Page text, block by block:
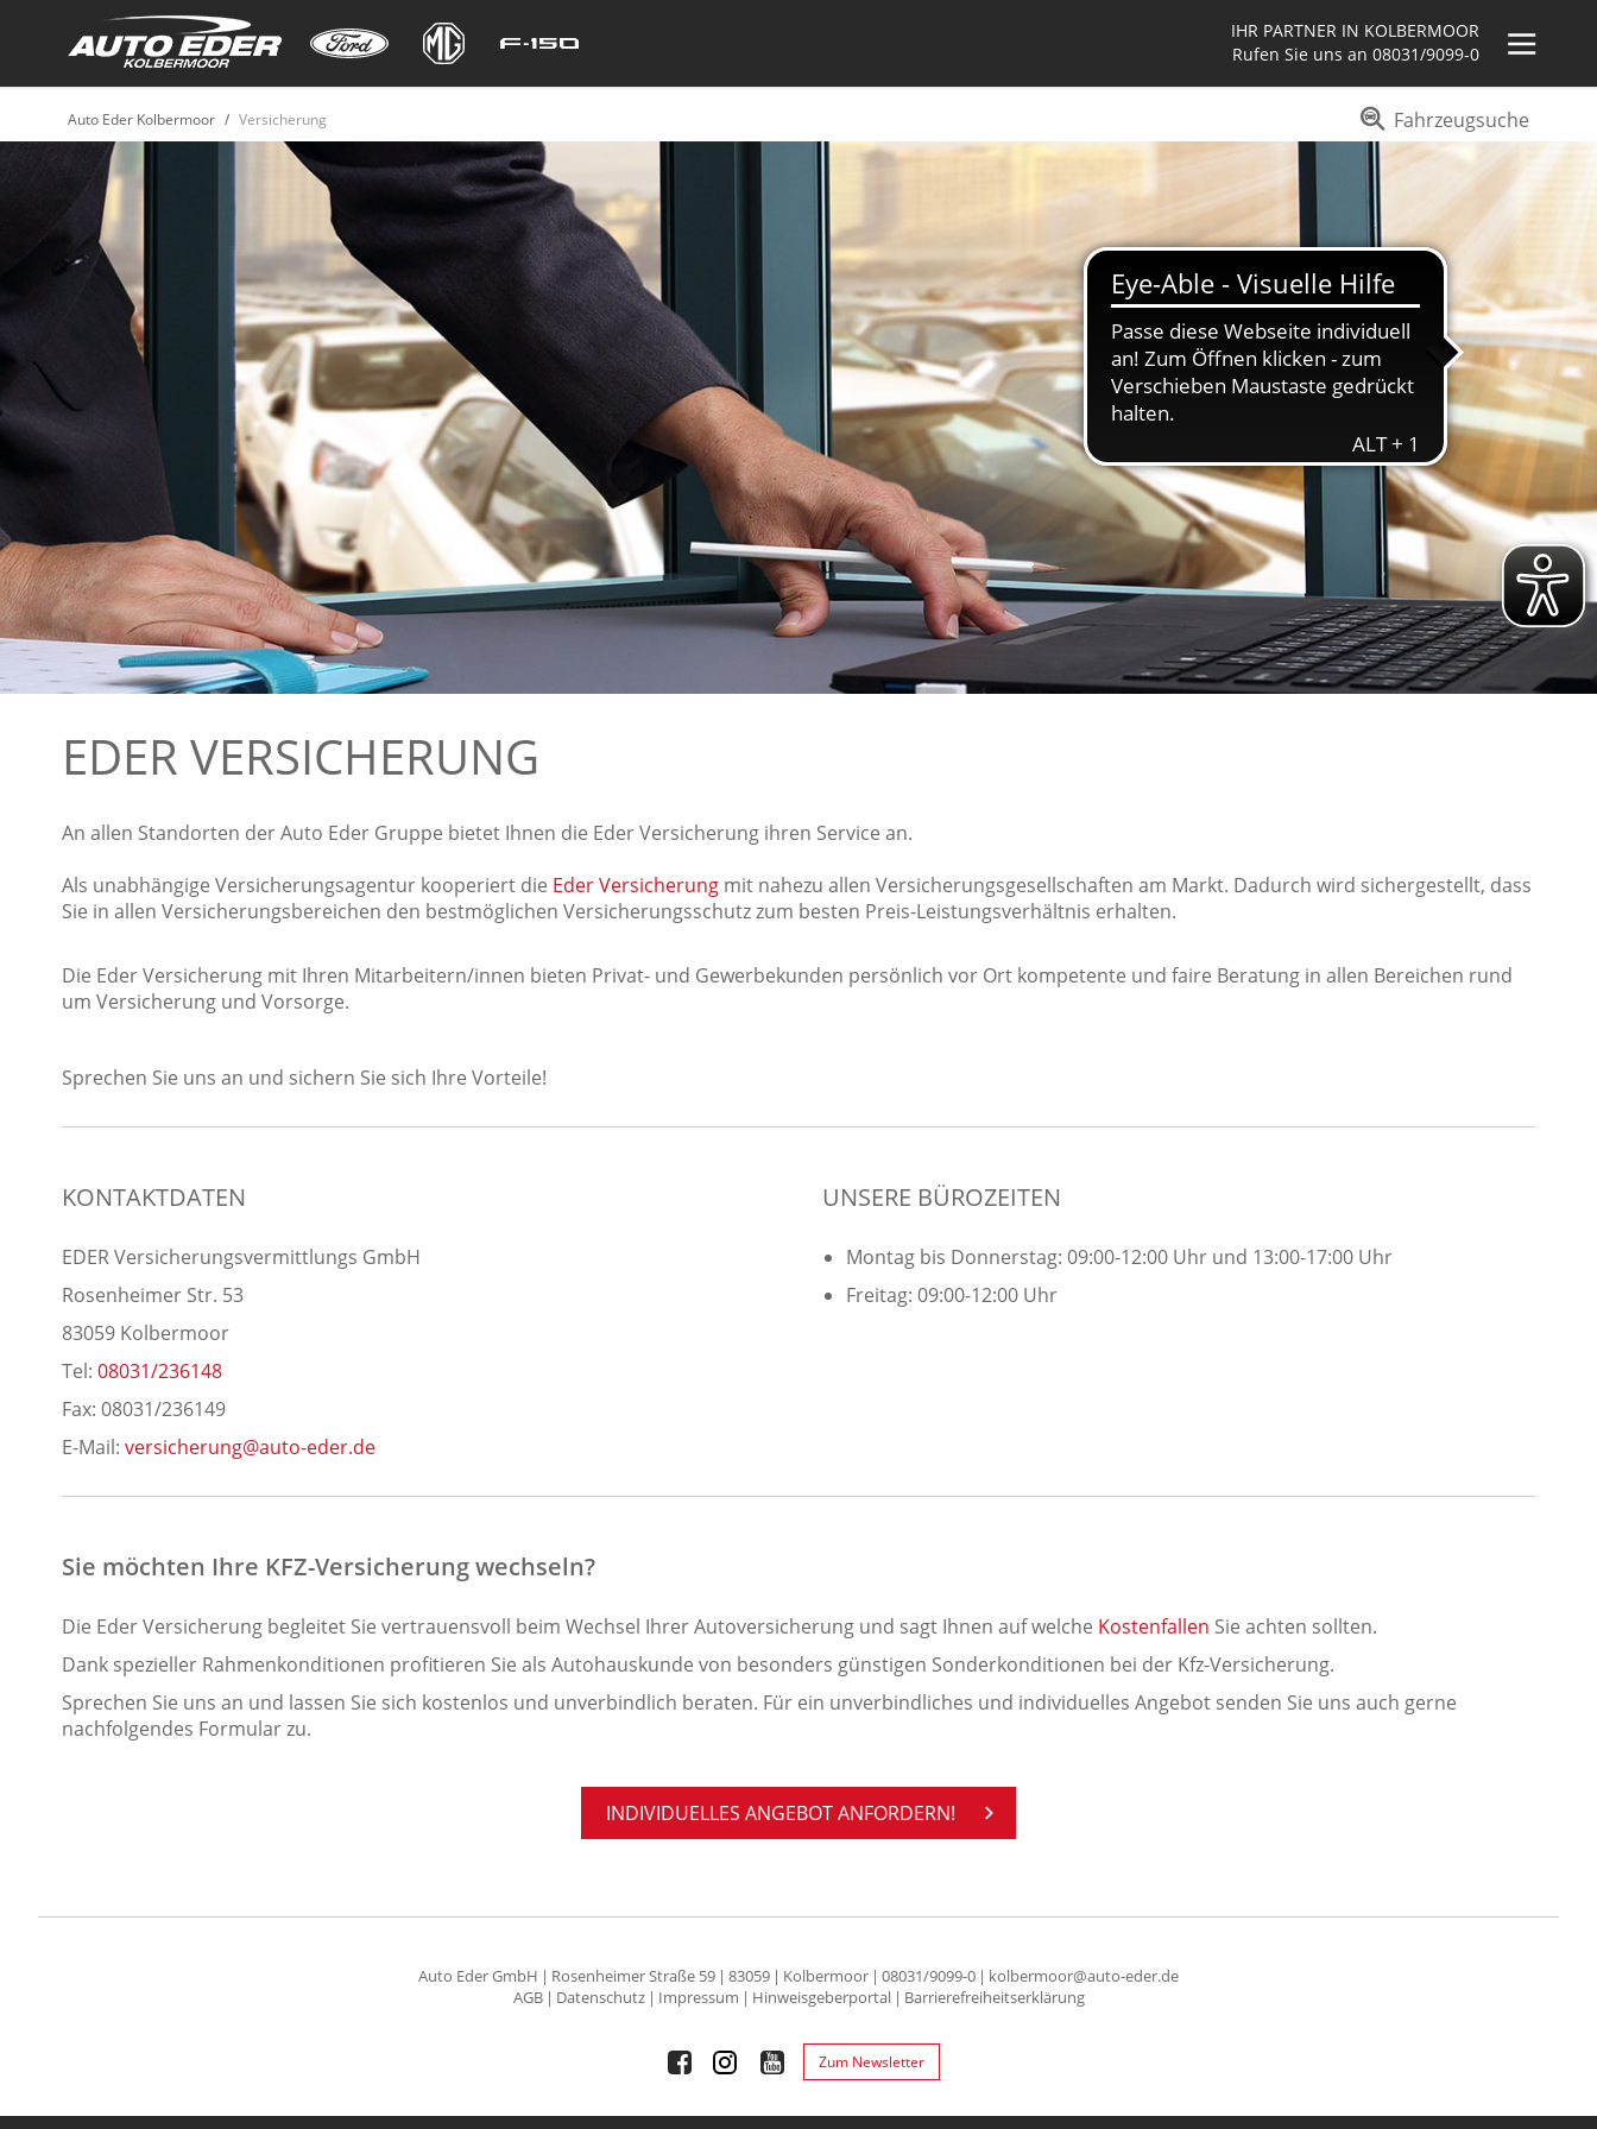
Auto Eder Kolbermoor Versicherung Fahrzeugsuche
IHR PARTNER IN KOLBERMOOR
Rufen Sie uns an 08031/9099-0
EDER VERSICHERUNG
An allen Standorten der Auto Eder Gruppe bietet Ihnen die Eder Versicherung ihren Service an.
Als unabhängige Versicherungsagentur kooperiert die Eder Versicherung mit nahezu allen Versicherungsgesellschaften am Markt. Dadurch wird sichergestellt, dass
Sie in allen Versicherungsbereichen den bestmöglichen Versicherungsschutz zum besten Preis-Leistungsverhältnis erhalten.
Die Eder Versicherung mit Ihren Mitarbeitern/innen bieten Privat- und Gewerbekunden persönlich vor Ort kompetente und faire Beratung in allen Bereichen rund
um Versicherung und Vorsorge.
Sprechen Sie uns an und sichern Sie sich Ihre Vorteile!
KONTAKTDATEN
EDER Versicherungsvermittlungs GmbH
Rosenheimer Str. 53
83059 Kolbermoor
Tel: 08031/236148
Fax: 08031/236149
E-Mail: versicherung@auto-eder.de
UNSERE BÜROZEITEN
Montag bis Donnerstag: 09:00-12:00 Uhr und 13:00-17:00 Uhr
Freitag: 09:00-12:00 Uhr
Sie möchten Ihre KFZ-Versicherung wechseln?
Die Eder Versicherung begleitet Sie vertrauensvoll beim Wechsel Ihrer Autoversicherung und sagt Ihnen auf welche Kostenfallen Sie achten sollten.
Dank spezieller Rahmenkonditionen profitieren Sie als Autohauskunde von besonders günstigen Sonderkonditionen bei der Kfz-Versicherung.
Sprechen Sie uns an und lassen Sie sich kostenlos und unverbindlich beraten. Für ein unverbindliches und individuelles Angebot senden Sie uns auch gerne
nachfolgendes Formular zu.
IN­DI­VI­DU­EL­LES AN­GE­BOT AN­FOR­DERN!
Auto Eder GmbH Rosenheimer Straße 59 83059 Kolbermoor 08031/9099-0
kolbermoor@auto-eder.de
AGB
Datenschutz Impressum Hinweisgeberportal Barrierefreiheitserklärung
Zum Newsletter